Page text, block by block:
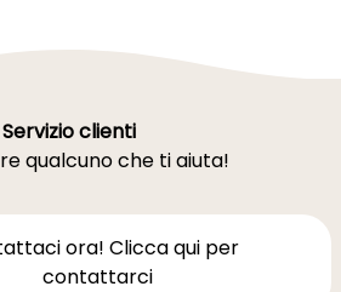
Servizio clienti
qualcuno che ti aiuta!
ora! Clicca qui per
contattarci